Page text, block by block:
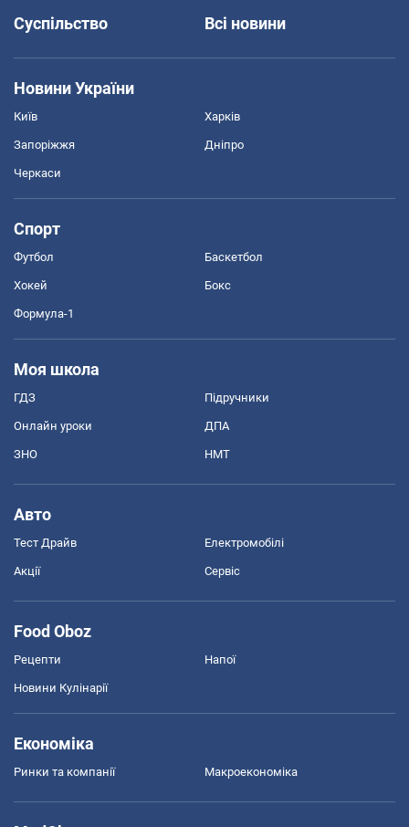
Суспільство
Всі новини
Новини України
Київ Харків
Запоріжжя Дніпро
Черкаси
Спорт
Футбол Баскетбол
Хокей Бокс
Формула-1
Моя школа
ГДЗ Підручники
Онлайн уроки ДПА
ЗНО НМТ
Авто
Тест Драйв Електромобілі
Акції Сервіс
Food Oboz
Рецепти Напої
Новини Кулінарії
Економіка
Ринки та компанії Макроекономіка